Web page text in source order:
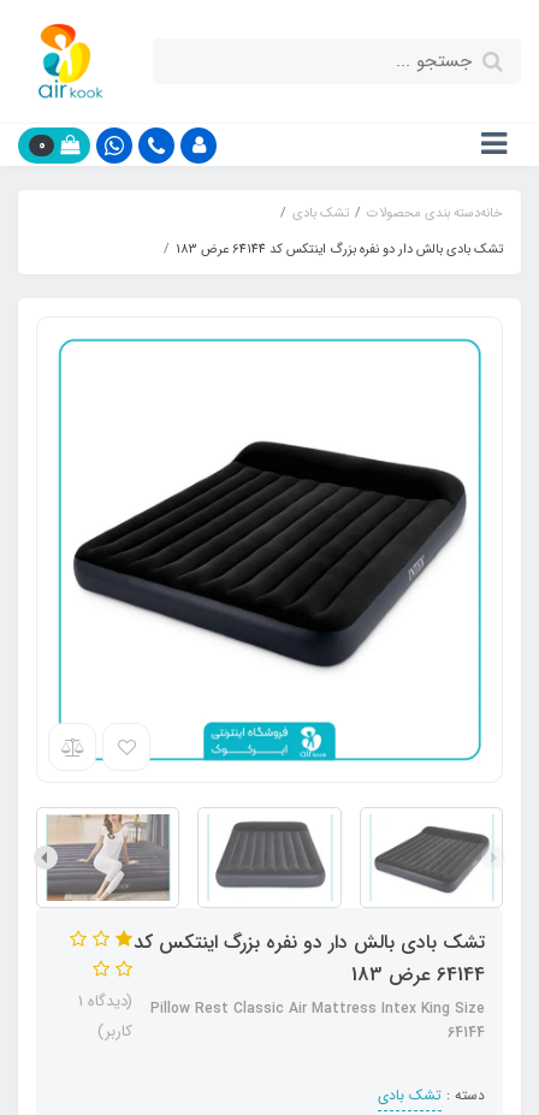
0
خانهدسته بندی محصولات
تشک بادی
تشک بادی بالش دار دو نفره بزرگ اینتکس کد 64144 عرض 183
تشک بادی بالش دار دو نفره بزرگ اینتکس کد
64144 عرض 183
Pillow Rest Classic Air Mattress Intex King Size
64144
دسته : تشک بادی
(دیدگاه 1
کاربر)